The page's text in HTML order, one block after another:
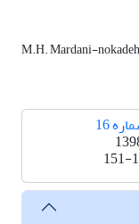
M.H. Mardani-nokadeh
151-